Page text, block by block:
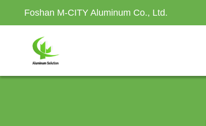
Foshan M-CITY Aluminum Co., Ltd.